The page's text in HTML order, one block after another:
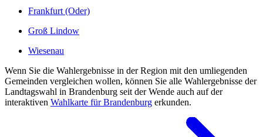
Frankfurt (Oder)
Groß Lindow
Wiesenau
Wenn Sie die Wahlergebnisse in der Region mit den umliegenden
Gemeinden vergleichen wollen, können Sie alle Wahlergebnisse der
Landtagswahl in Brandenburg seit der Wende auch auf der
interaktiven Wahlkarte für Brandenburg erkunden.